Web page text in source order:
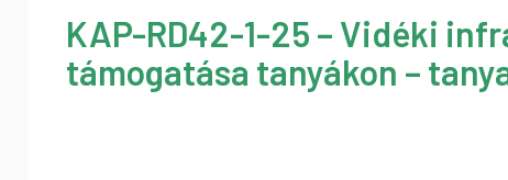
KAP-RD42-1-25 – Vidéki
támogatása tanyákon –